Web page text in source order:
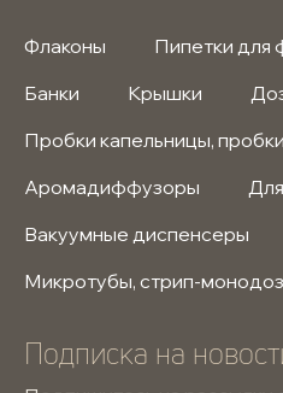
Флаконы
Пипетки для
Банки
Крышки
Пробки капельницы,
Аромадиффузоры
Вакуумные диспенсеры
Микротубы, стрип-
Подписка на